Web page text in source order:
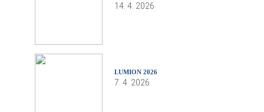
14. 4. 2026
LUMION 2026
7. 4. 2026